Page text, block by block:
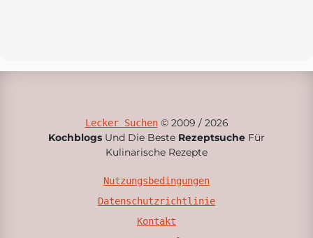
Lecker Suchen© 2009 / 2026
Kochblogs Und Die Beste Rezeptsuche Für
Kulinarische Rezepte
Nutzungsbedingungen
Datenschutzrichtlinie
Kontakt